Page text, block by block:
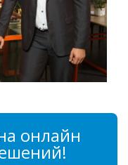
онлайн